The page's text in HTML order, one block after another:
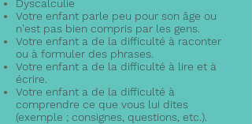
QUELQUES EXEMPLES
DE MOTIF DE RÉFÉRENCE
Dyscalculie
Votre enfant parle peu pour son âge ou
n'est pas bien compris par les gens.
Votre enfant a de la difficulté à raconter
ou à formuler des phrases.
Votre enfant a de la difficulté à lire et à
écrire.
Votre enfant a de la difficulté à
comprendre ce que vous lui dites
(exemple ; consignes, questions, etc.).